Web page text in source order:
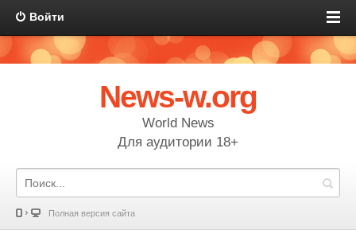
Войти
News-w.org
World News
Для аудитории 18+
Полная версия сайта